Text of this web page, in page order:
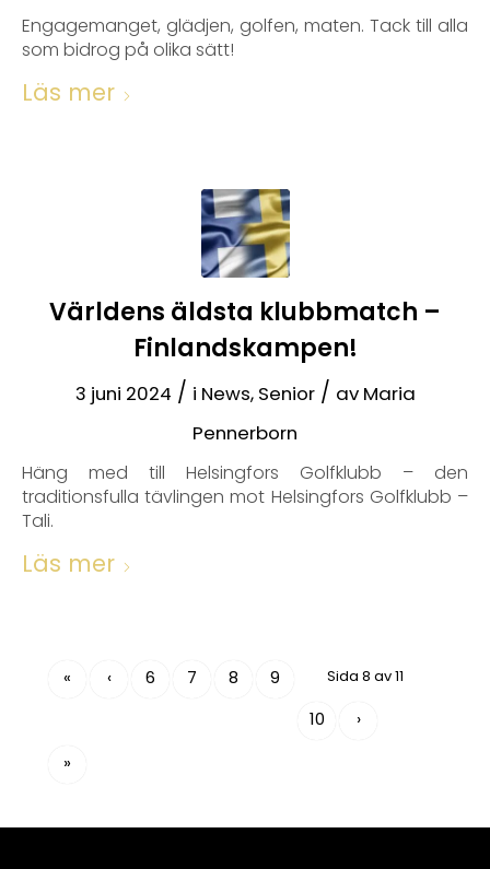
Engagemanget, glädjen, golfen, maten. Tack till alla
som bidrog på olika sätt!
Läs mer
Världens äldsta klubbmatch –
Finlandskampen!
3 juni 2024 / i News, Senior / av Maria
Pennerborn
Häng med till Helsingfors Golfklubb – den
traditionsfulla tävlingen mot Helsingfors Golfklubb –
Tali.
Läs mer
Sida 8 av 11
« ‹ 6 7 8
9
10
›
»